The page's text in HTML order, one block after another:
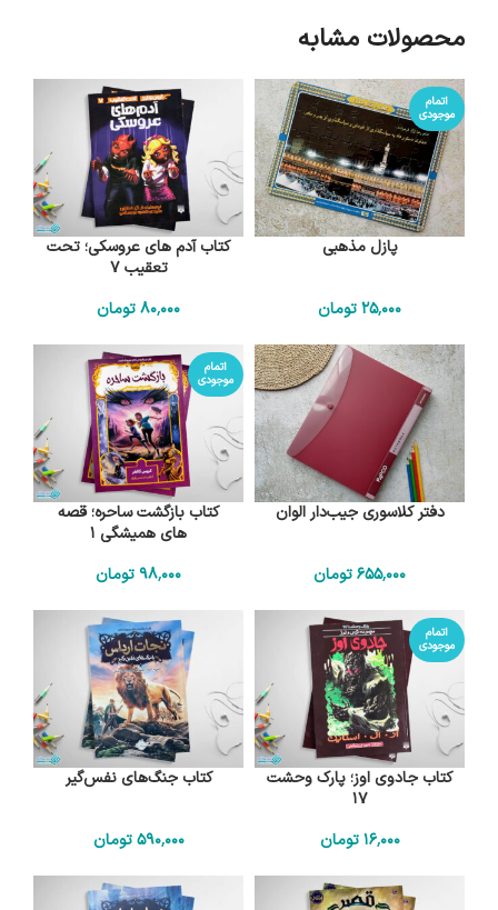
محصولات مشابه
اتمام
موجودی
پازل مذهبی
25٬000تومان
کتاب آدم های عروسکی؛ تحت
تعقیب 7
80٬000تومان
دفتر کلاسوری جیب‌دار الوان
655٬000تومان
اتمام
موجودی
کتاب بازگشت ساحره؛ قصه
های همیشگی 1
98٬000تومان
اتمام
موجودی
کتاب جادوی اوز؛ پارک وحشت
17
16٬000 تومان
کتاب جنگ‌های نفس‌گیر
590٬000 تومان